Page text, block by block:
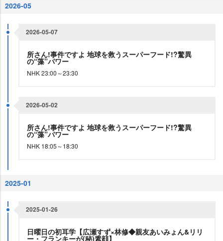
2026-05
2026-05-07
所さん!事件ですよ 地球を救うスーパーフード!?驚異
の“藻”パワー
NHK 23:00～23:30
2026-05-02
所さん!事件ですよ 地球を救うスーパーフード!?驚異
の“藻”パワー
NHK 18:05～18:30
2025-01
2025-01-26
日曜日の初耳学【広瀬すず×林修◆親友あいみょん&リリ
ー・フランキーが(秘)素顔】